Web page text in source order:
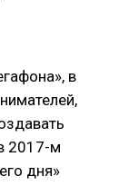
в
2017-м
дня»